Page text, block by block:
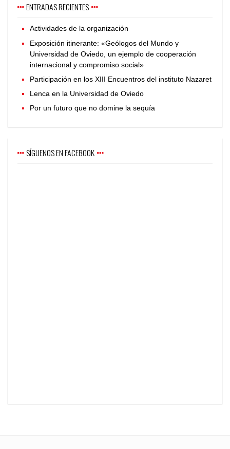
ENTRADAS RECIENTES
Actividades de la organización
Exposición itinerante: «Geólogos del Mundo y
Universidad de Oviedo, un ejemplo de cooperación
internacional y compromiso social»
Participación en los XIII Encuentros del instituto Nazaret
Lenca en la Universidad de Oviedo
Por un futuro que no domine la sequía
SÍGUENOS EN FACEBOOK